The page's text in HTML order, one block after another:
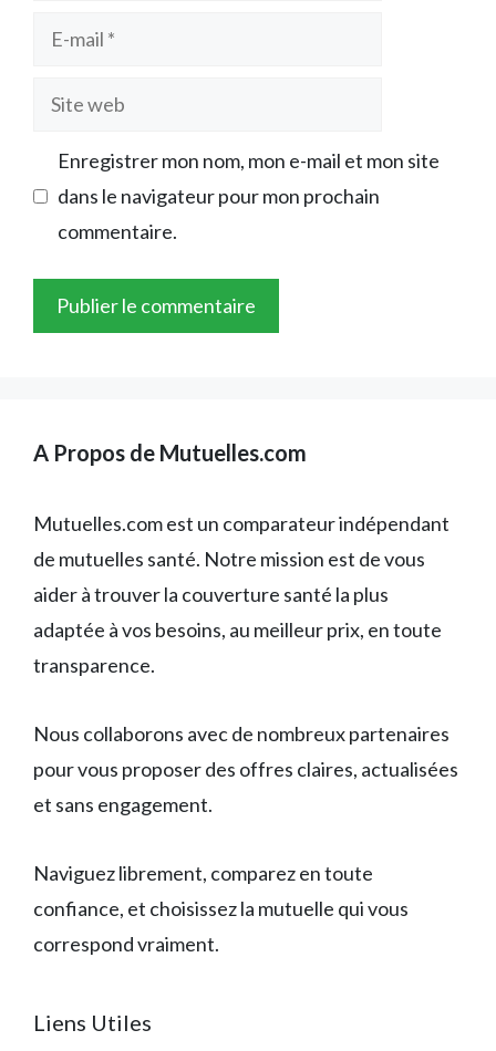
Site
Enregistrer mon nom, mon e-mail et mon site
dans le navigateur pour mon prochain
commentaire.
A Propos de Mutuelles.com
Mutuelles.com est un comparateur indépendant
de mutuelles santé. Notre mission est de vous
aider à trouver la couverture santé la plus
adaptée à vos besoins, au meilleur prix, en toute
transparence.
Nous collaborons avec de nombreux partenaires
pour vous proposer des offres claires, actualisées
et sans engagement.
Naviguez librement, comparez en toute
confiance, et choisissez la mutuelle qui vous
correspond vraiment.
Liens Utiles